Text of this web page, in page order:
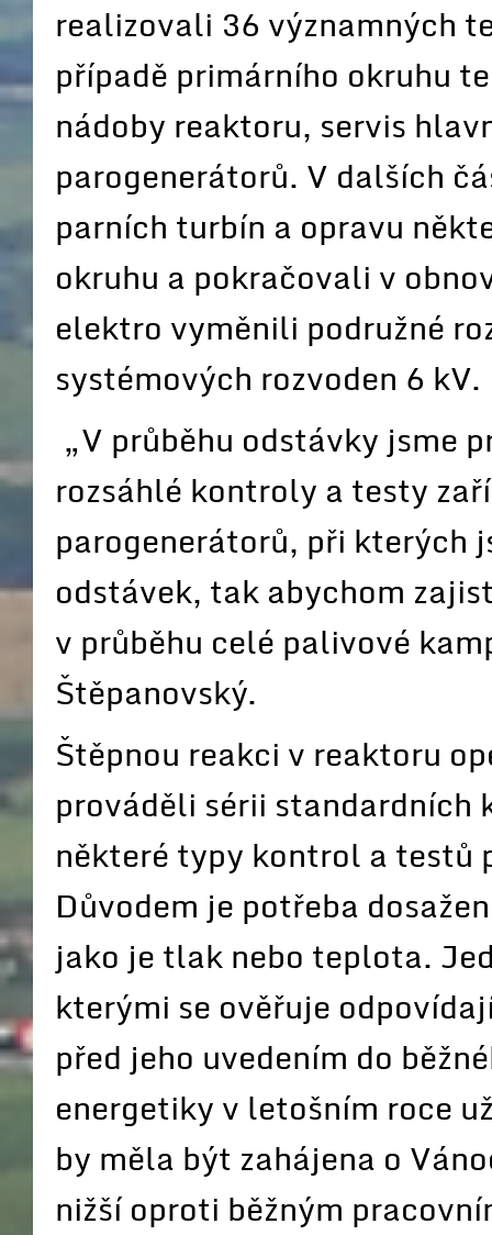
realizovali 36 významných
případě primárního okruhu
nádoby reaktoru, servis
parogenerátorů. V dalších
parních turbín a opravu
okruhu a pokračovali v
elektro vyměnili podružné
systémových rozvoden 6 kV.
„V průběhu odstávky jsme
rozsáhlé kontroly a testy
parogenerátorů, při kterých
odstávek, tak abychom
v průběhu celé palivové
Štěpanovský.
Štěpnou reakci v reaktoru
prováděli sérii
některé typy kontrol a testů
Důvodem je potřeba
jako je tlak nebo teplota.
kterými se ověřuje
před jeho uvedením do
energetiky v letošním roce
by měla být zahájena o
nižší oproti běžným